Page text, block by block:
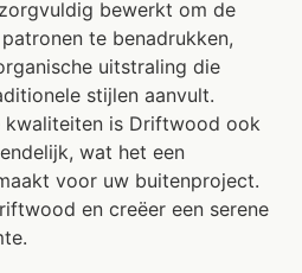
bewerkt om de
te benadrukken,
uitstraling die
stijlen aanvult.
kwaliteiten is Driftwood ook
wat het een
voor uw buitenproject.
en creëer een serene